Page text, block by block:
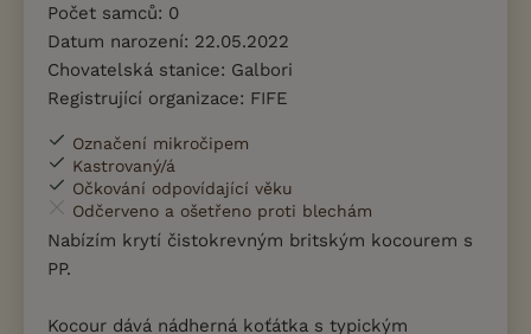
Počet samců: 0
Datum narození: 22.05.2022
Chovatelská stanice: Galbori
Registrující organizace: FIFE
Označení mikročipem
Kastrovaný/á
Očkování odpovídající věku
Odčerveno a ošetřeno proti blechám
Nabízím krytí čistokrevným britským kocourem s
PP.
Kocour dává nádherná koťátka s typickým